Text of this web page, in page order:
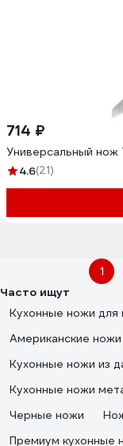
714 ₽
Универсальный нож
4.6(21)
1
Часто ищут
Кухонные ножи для
Американские ножи
Кухонные ножи из
Кухонные ножи
Черные ножи
Премиум кухонные